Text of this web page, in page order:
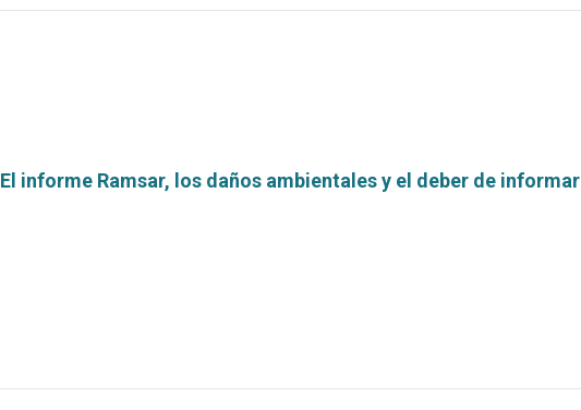
El informe Ramsar, los daños ambientales y el deber de informar